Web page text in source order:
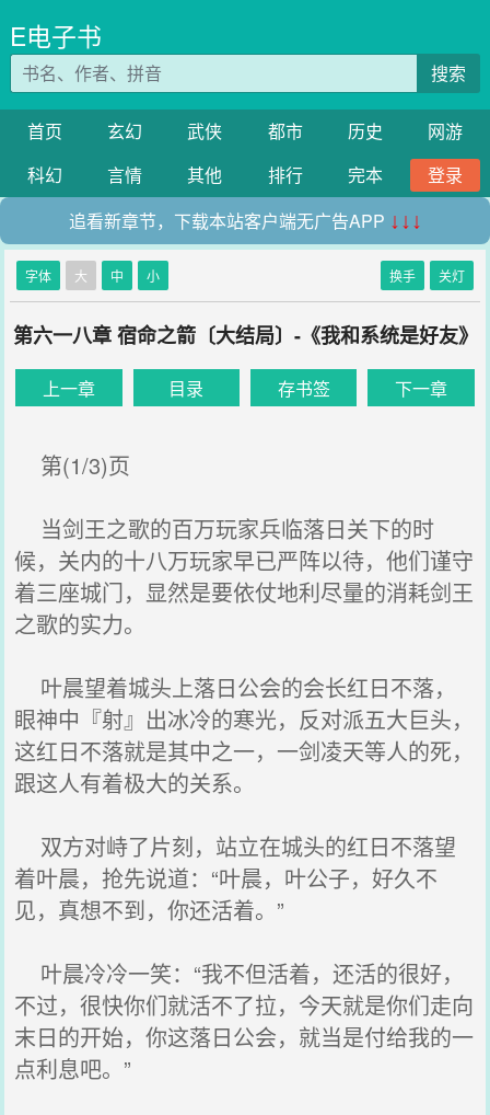
E电子书
搜索
首页 玄幻 武侠 都市 历史
网游
科幻
言情 其他 排行 完本
登录
追看新章节，下载本站客户端无广告APP ↓↓↓
字体 大 中 小 换手 关灯
第六一八章 宿命之箭〔大结局〕-《我和系统是好友》
上一章 目录 存书签 下一章
第(1/3)页
当剑王之歌的百万玩家兵临落日关下的时
候，关内的十八万玩家早已严阵以待，他们谨守
着三座城门，显然是要依仗地利尽量的消耗剑王
之歌的实力。
叶晨望着城头上落日公会的会长红日不落，
眼神中『射』出冰冷的寒光，反对派五大巨头，
这红日不落就是其中之一，一剑凌天等人的死，
跟这人有着极大的关系。
双方对峙了片刻，站立在城头的红日不落望
着叶晨，抢先说道：“叶晨，叶公子，好久不
见，真想不到，你还活着。”
叶晨冷冷一笑：“我不但活着，还活的很好，
不过，很快你们就活不了拉，今天就是你们走向
末日的开始，你这落日公会，就当是付给我的一
点利息吧。”